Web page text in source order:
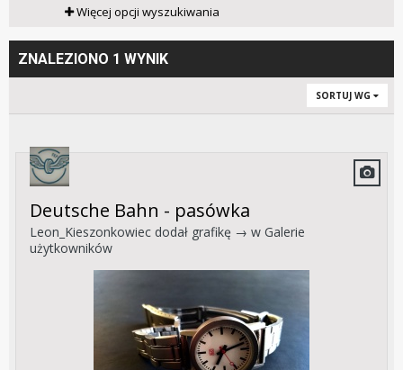
Więcej opcji wyszukiwania
ZNALEZIONO 1 WYNIK
SORTUJ WG
Deutsche Bahn - pasówka
Leon_Kieszonkowiec dodał grafikę → w Galerie
użytkowników